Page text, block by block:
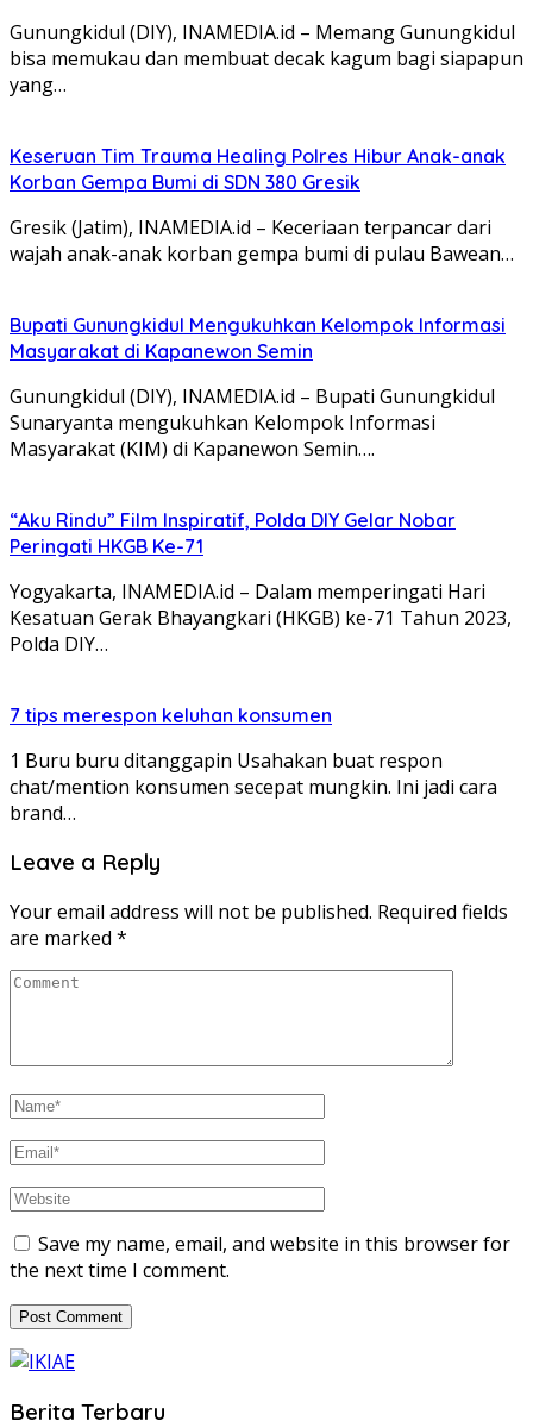
Gunungkidul (DIY), INAMEDIA.id – Memang Gunungkidul
bisa memukau dan membuat decak kagum bagi siapapun
yang…
Keseruan Tim Trauma Healing Polres Hibur Anak-anak
Korban Gempa Bumi di SDN 380 Gresik
Gresik (Jatim), INAMEDIA.id – Keceriaan terpancar dari
wajah anak-anak korban gempa bumi di pulau Bawean…
Bupati Gunungkidul Mengukuhkan Kelompok Informasi
Masyarakat di Kapanewon Semin
Gunungkidul (DIY), INAMEDIA.id – Bupati Gunungkidul
Sunaryanta mengukuhkan Kelompok Informasi
Masyarakat (KIM) di Kapanewon Semin….
“Aku Rindu” Film Inspiratif, Polda DIY Gelar Nobar
Peringati HKGB Ke-71
Yogyakarta, INAMEDIA.id – Dalam memperingati Hari
Kesatuan Gerak Bhayangkari (HKGB) ke-71 Tahun 2023,
Polda DIY…
7 tips merespon keluhan konsumen
1 Buru buru ditanggapin Usahakan buat respon
chat/mention konsumen secepat mungkin. Ini jadi cara
brand…
Leave a Reply
Your email address will not be published. Required fields
are marked *
Save my name, email, and website in this browser for
the next time I comment.
Berita Terbaru